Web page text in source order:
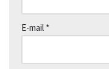
E-mail *